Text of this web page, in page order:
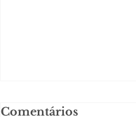
Comentários